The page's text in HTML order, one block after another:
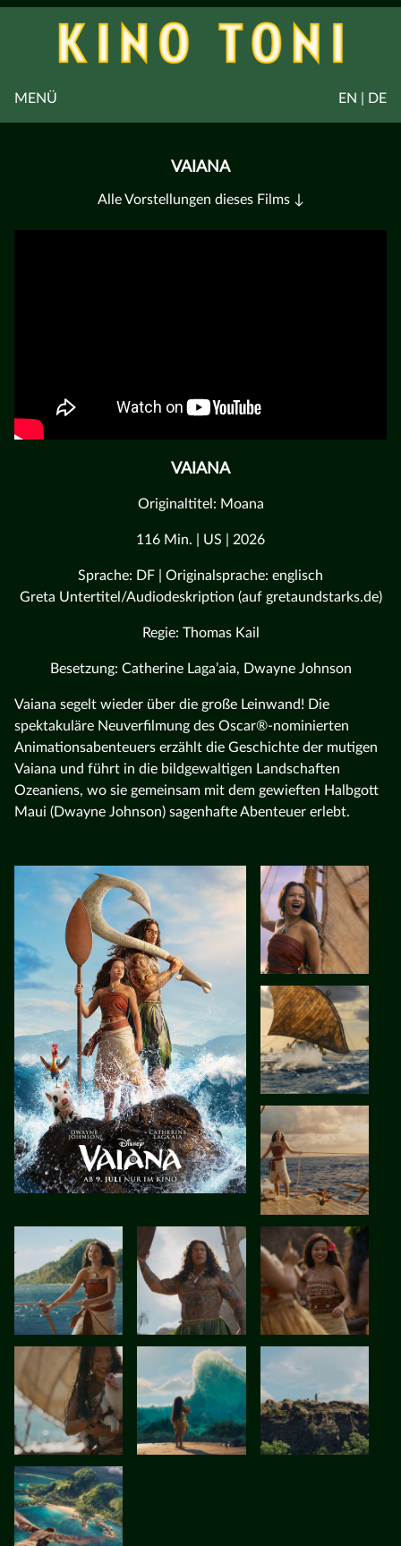
EN | DE
MENÜ
VAIANA
Alle Vorstellungen dieses Films ↓
VAIANA
Originaltitel: Moana
116 Min. | US | 2026
Sprache: DF | Originalsprache: englisch
Greta Untertitel/Audiodeskription (auf gretaundstarks.de)
Regie: Thomas Kail
Besetzung: Catherine Laga’aia, Dwayne Johnson
Vaiana segelt wieder über die große Leinwand! Die
spektakuläre Neuverfilmung des Oscar®-nominierten
Animationsabenteuers erzählt die Geschichte der mutigen
Vaiana und führt in die bildgewaltigen Landschaften
Ozeaniens, wo sie gemeinsam mit dem gewieften Halbgott
Maui (Dwayne Johnson) sagenhafte Abenteuer erlebt.